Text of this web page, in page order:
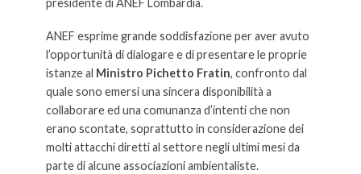
ANEF esprime grande soddisfazione per aver avuto
l’opportunità di dialogare e di presentare le proprie
istanze al Ministro Pichetto Fratin, confronto dal
quale sono emersi una sincera disponibilità a
collaborare ed una comunanza d’intenti che non
erano scontate, soprattutto in considerazione dei
molti attacchi diretti al settore negli ultimi mesi da
parte di alcune associazioni ambientaliste.